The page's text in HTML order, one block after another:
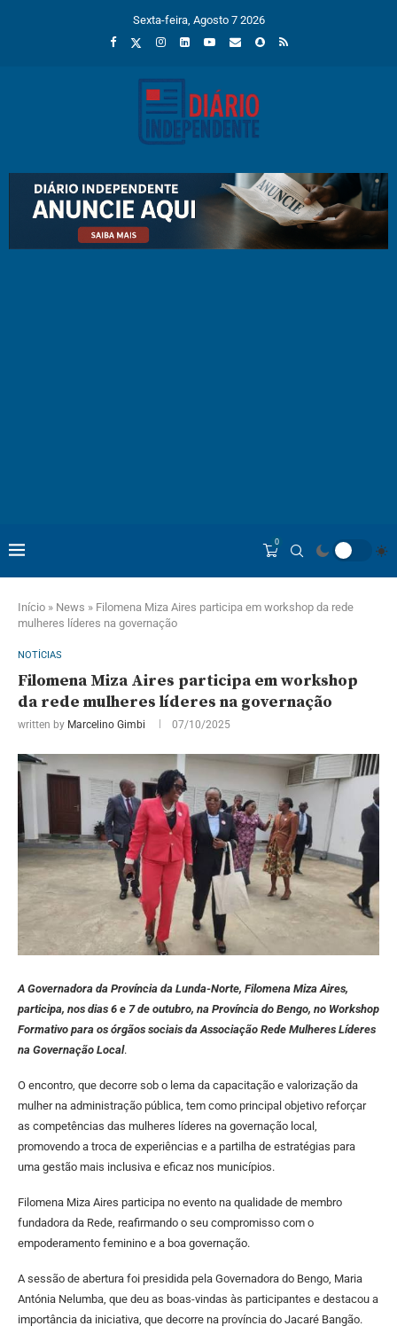
Sexta-feira, Agosto 7 2026
0
Início » News » Filomena Miza Aires participa em workshop da rede
mulheres líderes na governação
NOTÍCIAS
Filomena Miza Aires participa em workshop
da rede mulheres líderes na governação
written by Marcelino Gimbi 07/10/2025
A Governadora da Província da Lunda-Norte, Filomena Miza Aires,
participa, nos dias 6 e 7 de outubro, na Província do Bengo, no Workshop
Formativo para os órgãos sociais da Associação Rede Mulheres Líderes
na Governação Local.
O encontro, que decorre sob o lema da capacitação e valorização da
mulher na administração pública, tem como principal objetivo reforçar
as competências das mulheres líderes na governação local,
promovendo a troca de experiências e a partilha de estratégias para
uma gestão mais inclusiva e eficaz nos municípios.
Filomena Miza Aires participa no evento na qualidade de membro
fundadora da Rede, reafirmando o seu compromisso com o
empoderamento feminino e a boa governação.
A sessão de abertura foi presidida pela Governadora do Bengo, Maria
Antónia Nelumba, que deu as boas-vindas às participantes e destacou a
importância da iniciativa, que decorre na província do Jacaré Bangão.